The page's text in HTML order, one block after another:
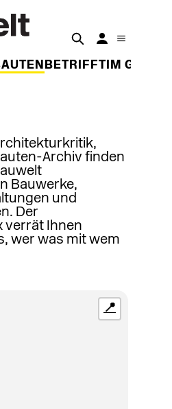
BETRIFFT IM
Archiv finden
Bauwerke,
und
Der
verrät Ihnen
wer was mit wem
📍